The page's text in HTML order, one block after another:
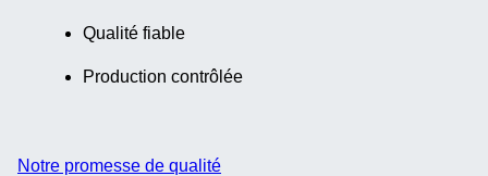
Qualité fiable
Production contrôlée
Notre promesse de qualité